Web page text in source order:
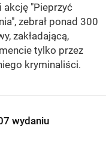
akcję "Pieprzyć
zebrał ponad 300
zakładającą,
tylko przez
kryminaliści.
wydaniu